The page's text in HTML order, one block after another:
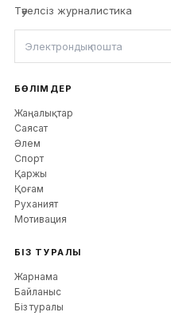
Тәуелсіз журналистика
БӨЛІМДЕР
Жаңалықтар
Саясат
Әлем
Спорт
Қаржы
Қоғам
Руханият
Мотивация
БІЗ ТУРАЛЫ
Жарнама
Байланыс
Біз туралы